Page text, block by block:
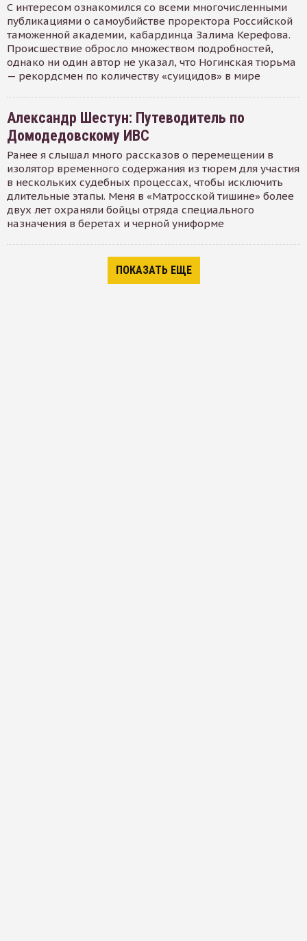
С интересом ознакомился со всеми многочисленными
публикациями о самоубийстве проректора Российской
таможенной академии, кабардинца Залима Керефова.
Происшествие обросло множеством подробностей,
однако ни один автор не указал, что Ногинская тюрьма
— рекордсмен по количеству «суицидов» в мире
Александр Шестун: Путеводитель по
Домодедовскому ИВС
Ранее я слышал много рассказов о перемещении в
изолятор временного содержания из тюрем для участия
в нескольких судебных процессах, чтобы исключить
длительные этапы. Меня в «Матросской тишине» более
двух лет охраняли бойцы отряда специального
назначения в беретах и черной униформе
ПОКАЗАТЬ ЕЩЕ